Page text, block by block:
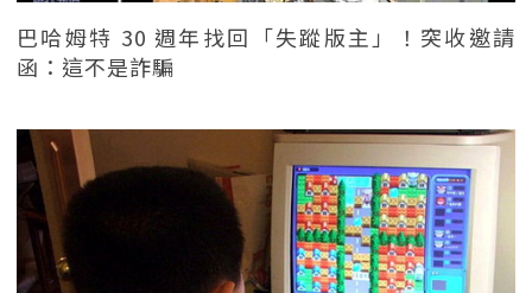
巴哈姆特 30 週年找回「失蹤版主」！突收邀請
函：這不是詐騙